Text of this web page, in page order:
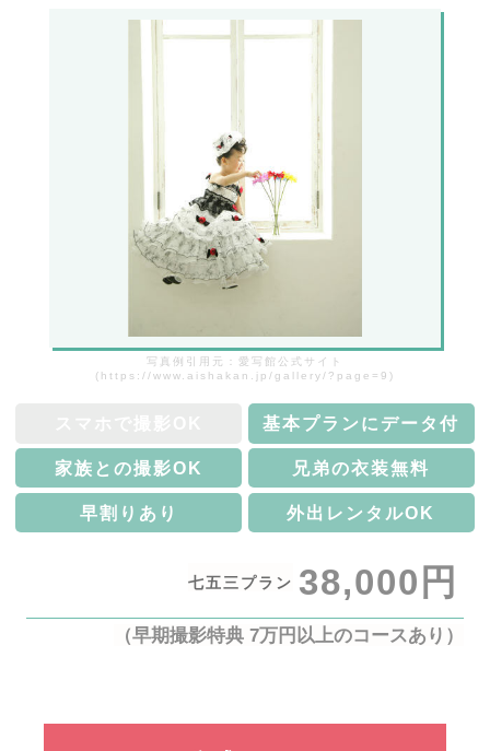
写真例引用元：愛写館公式サイト
(https://www.aishakan.jp/gallery/?page=9)
家族との撮影OK
早割りあり
基本プランにデータ付
兄弟の衣装無料
外出レンタルOK
七五三プラン 38,000円
（早期撮影特典 7万円以上のコースあり）